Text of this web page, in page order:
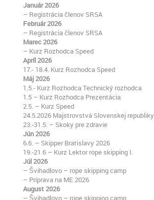
Január 2026
– Registrácia členov SRSA
Február 2026
– Registrácia členov SRSA
Marec 2026
– Kurz Rozhodca Speed
Apríl 2026
17.- 18.4. Kurz Rozhodca Speed
Máj 2026
1.5.- Kurz Rozhodca Technický rozhodca
1.5 – Kurz Rozhodca Prezentácia
2.5. – Kurz Speed
24.5.2026 Majstrovstvá Slovenskej republiky
23.-31.5. – Skoky pre zdravie
Jún 2026
6.6. – Skipper Bratislavy 2026
19.-21.6 – Kurz Lektor rope skipping I.
Júl 2026
– Švihadlovo – rope skipping camp
– Príprava na ME 2026
August 2026
– Švihadlovo – rope skipping camp